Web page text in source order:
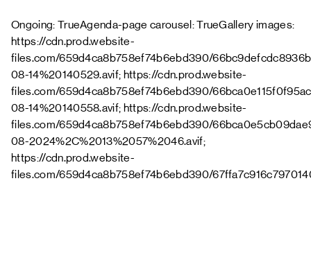
Ongoing: TrueAgenda-page carousel: TrueGallery images:
https://cdn.prod.website-
files.com/659d4ca8b758ef74b6ebd390/
08-14%20140529.avif; https://cdn.prod.website-
files.com/659d4ca8b758ef74b6ebd390/
08-14%20140558.avif; https://cdn.prod.website-
files.com/659d4ca8b758ef74b6ebd390/
08-2024%2C%2013%2057%2046.avif;
https://cdn.prod.website-
files.com/659d4ca8b758ef74b6ebd390/